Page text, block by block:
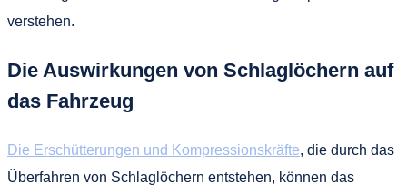
verstehen.
Die Auswirkungen von Schlaglöchern auf
das Fahrzeug
Die Erschütterungen und Kompressionskräfte, die durch das
Überfahren von Schlaglöchern entstehen, können das